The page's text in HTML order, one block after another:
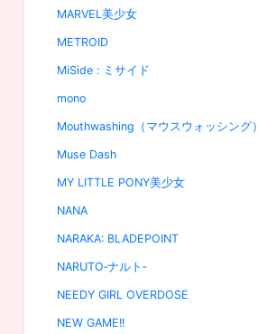
MARVEL美少女
METROID
MiSide : ミサイド
mono
Mouthwashing（マウスウォッシング）
Muse Dash
MY LITTLE PONY美少女
NANA
NARAKA: BLADEPOINT
NARUTO‐ナルト‐
NEEDY GIRL OVERDOSE
NEW GAME!!